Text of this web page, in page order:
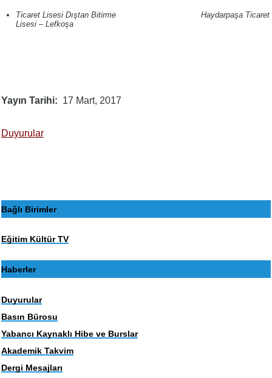
Ticaret Lisesi Dıştan Bitirme Haydarpaşa Ticaret
Lisesi – Lefkoşa
Yayın Tarihi 17 Mart, 2017
Duyurular
Bağlı Birimler
Eğitim Kültür TV
Haberler
Duyurular
Basın Bürosu
Yabancı Kaynaklı Hibe ve Burslar
Akademik Takvim
Dergi Mesajları